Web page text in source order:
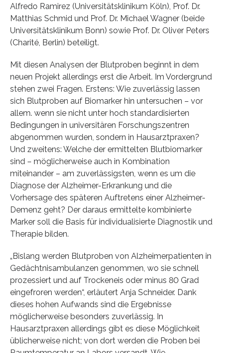
Alfredo Ramirez (Universitätsklinikum Köln), Prof. Dr.
Matthias Schmid und Prof. Dr. Michael Wagner (beide
Universitätsklinikum Bonn) sowie Prof. Dr. Oliver Peters
(Charité, Berlin) beteiligt.
Mit diesen Analysen der Blutproben beginnt in dem
neuen Projekt allerdings erst die Arbeit. Im Vordergrund
stehen zwei Fragen. Erstens: Wie zuverlässig lassen
sich Blutproben auf Biomarker hin untersuchen – vor
allem. wenn sie nicht unter hoch standardisierten
Bedingungen in universitären Forschungszentren
abgenommen wurden, sondern in Hausarztpraxen?
Und zweitens: Welche der ermittelten Blutbiomarker
sind – möglicherweise auch in Kombination
miteinander – am zuverlässigsten, wenn es um die
Diagnose der Alzheimer-Erkrankung und die
Vorhersage des späteren Auftretens einer Alzheimer-
Demenz geht? Der daraus ermittelte kombinierte
Marker soll die Basis für individualisierte Diagnostik und
Therapie bilden.
„Bislang werden Blutproben von Alzheimerpatienten in
Gedächtnisambulanzen genommen, wo sie schnell
prozessiert und auf Trockeneis oder minus 80 Grad
eingefroren werden“, erläutert Anja Schneider. Dank
dieses hohen Aufwands sind die Ergebnisse
möglicherweise besonders zuverlässig. In
Hausarztpraxen allerdings gibt es diese Möglichkeit
üblicherweise nicht; von dort werden die Proben bei